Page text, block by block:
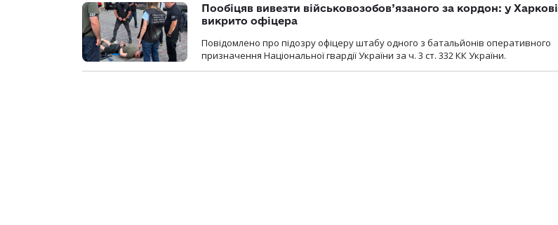
Пообіцяв вивезти військовозобов’язаного за кордон: у Харкові
викрито офіцера
Повідомлено про підозру офіцеру штабу одного з батальйонів оперативного
призначення Національної гвардії України за ч. 3 ст. 332 КК України.